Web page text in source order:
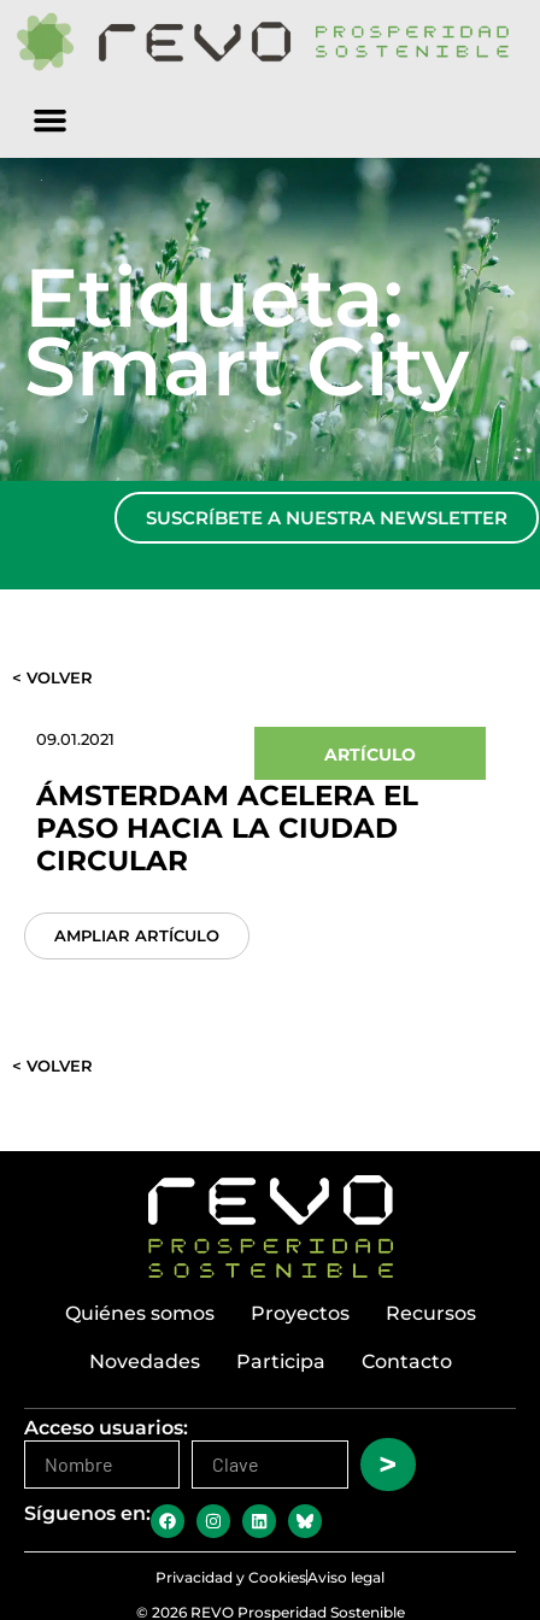
Etiqueta:
Smart City
SUSCRÍBETE A NUESTRA NEWSLETTER
< VOLVER
09.01.2021
ARTÍCULO
ÁMSTERDAM ACELERA EL
PASO HACIA LA CIUDAD
CIRCULAR
AMPLIAR ARTÍCULO
< VOLVER
Quiénes somos Proyectos Recursos
Novedades Participa Contacto
Acceso usuarios:
>
Síguenos en:
© 2026 REVO Prosperidad Sostenible
Privacidad y CookiesAviso legal